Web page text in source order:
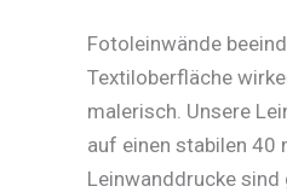
Fotoleinwände
Textiloberfläche
malerisch. Unsere
auf einen stabilen 40
Leinwanddrucke sind